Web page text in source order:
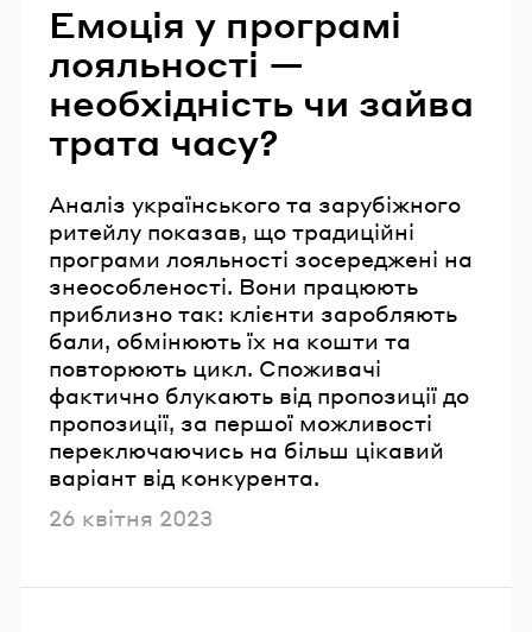
Емоція у програмі
лояльності —
необхідність чи зайва
трата часу?
Аналіз українського та зарубіжного
ритейлу показав, що традиційні
програми лояльності зосереджені на
знеособленості. Вони працюють
приблизно так: клієнти заробляють
бали, обмінюють їх на кошти та
повторюють цикл. Споживачі
фактично блукають від пропозиції до
пропозиції, за першої можливості
переключаючись на більш цікавий
варіант від конкурента.
Опубліковано
26 квітня 2023